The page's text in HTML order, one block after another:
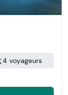
4 voyageurs